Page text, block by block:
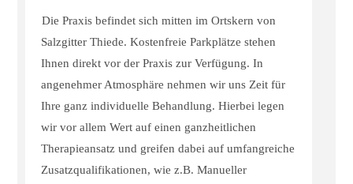
Die Praxis befindet sich mitten im Ortskern von
Salzgitter Thiede. Kostenfreie Parkplätze stehen
Ihnen direkt vor der Praxis zur Verfügung. In
angenehmer Atmosphäre nehmen wir uns Zeit für
Ihre ganz individuelle Behandlung. Hierbei legen
wir vor allem Wert auf einen ganzheitlichen
Therapieansatz und greifen dabei auf umfangreiche
Zusatzqualifikationen, wie z.B. Manueller